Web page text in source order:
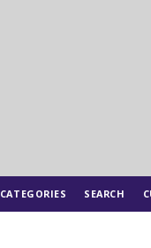
CATEGORIES SEARCH